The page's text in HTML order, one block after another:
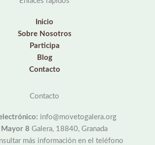
Inicio
Sobre Nosotros
Participa
Blog
Contacto
Contacto
info@movetogalera.org
Mayor 8 Galera, 18840, Granada
más información en el teléfono